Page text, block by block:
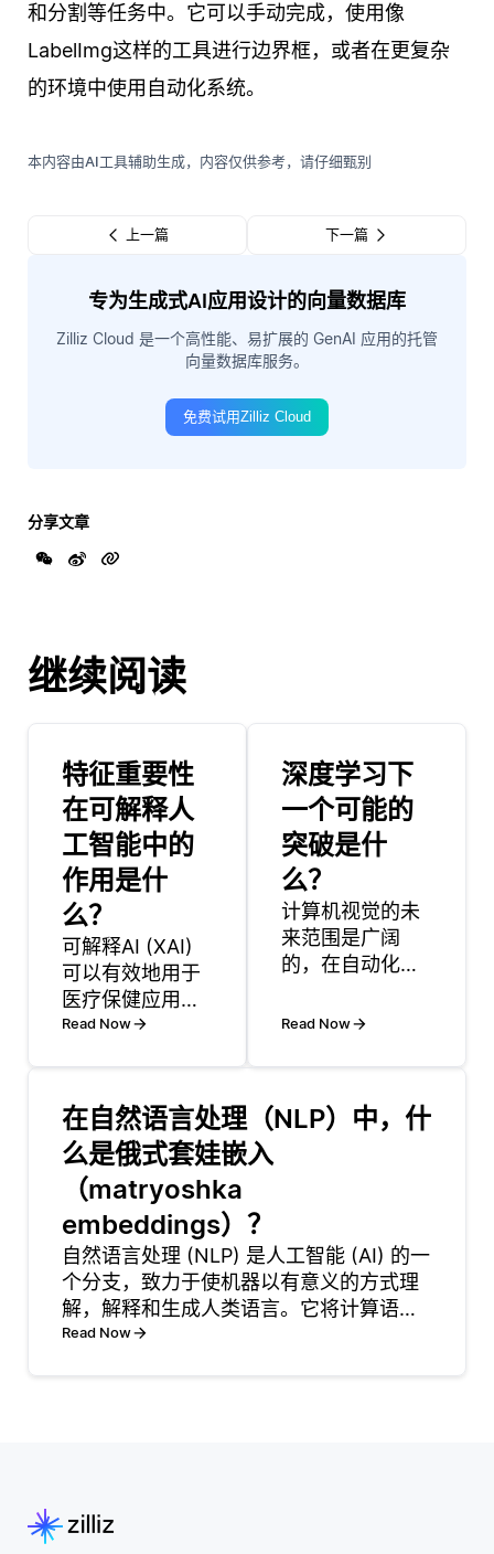
和分割等任务中。它可以手动完成，使用像
LabelImg这样的工具进行边界框，或者在更复杂
的环境中使用自动化系统。
本内容由AI工具辅助生成，内容仅供参考，请仔细甄别
上一篇 下一篇
专为生成式AI应用设计的向量数据库
Zilliz Cloud 是一个高性能、易扩展的 GenAI 应用的托管
向量数据库服务。
免费试用Zilliz Cloud
分享文章
继续阅读
特征重要性
在可解释人
工智能中的
作用是什
么？
可解释AI (XAI)
可以有效地用于
医疗保健应用程
序，以改善决策
要求。XAI的核心
是帮助阐明人工
智能模型如何得
出结论，使预测
或建议背后的过
程透明。这在医
疗保健领域至关
重要，因为从业
者需要了解人工
智能生成建议的
Read Now
深度学习下
一个可能的
突破是什
么？
计算机视觉的未
来范围是广阔
的，在自动化，
现实方面有望取
化领域，计算机
动驾驶汽车、机
知环境并与其环
境进行交互。在
医疗保健领域，
Read Now
在自然语言处理（NLP）中，什
么是俄式套娃嵌入
（matryoshka
embeddings）？
自然语言处理 (NLP) 是人工智能 (AI) 的一
个分支，致力于使机器以有意义的方式理
解，解释和生成人类语言。它将计算语言
学与机器学习技术相结合，以处理和分析
Read Now